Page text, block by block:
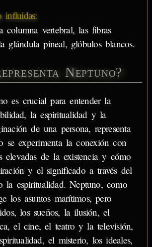
influidas:
columna vertebral, las fibras
glándula pineal, glóbulos blancos.
Neptuno?
es crucial para entender la
la espiritualidad y la
de una persona, representa
se experimenta la conexión con
elevadas de la existencia y cómo
y el significado a través del
la espiritualidad. Neptuno, como
los asuntos marítimos, pero
los sueños, la ilusión, el
el cine, el teatro y la televisión,
el misterio, los ideales,